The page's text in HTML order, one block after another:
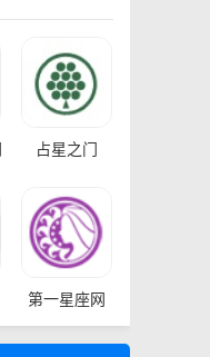
占星之门
第一星座网